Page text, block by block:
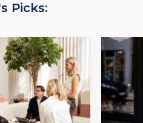
Picks: